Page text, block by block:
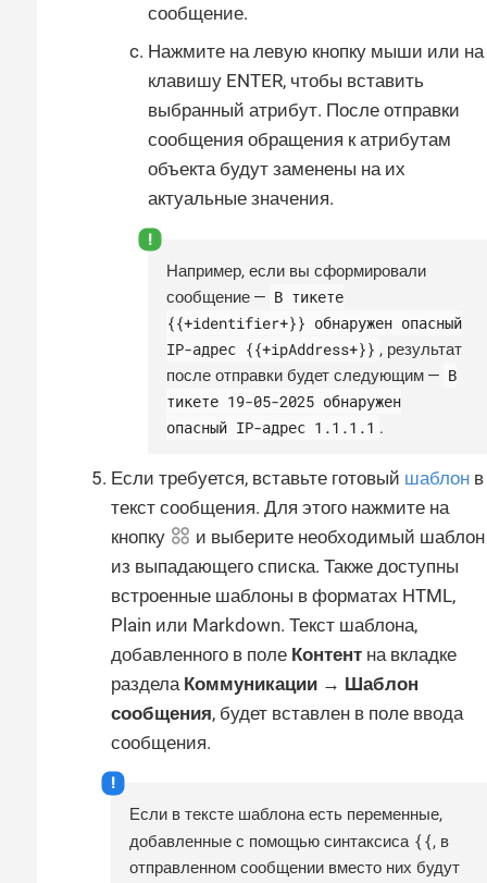
сообщение.
Нажмите на левую кнопку мыши или на
клавишу ENTER, чтобы вставить
выбранный атрибут. После отправки
сообщения обращения к атрибутам
объекта будут заменены на их
актуальные значения.
Например, если вы сформировали
сообщение — В тикете
{{+identifier+}} обнаружен опасный
IP-адрес {{+ipAddress+}} , результат
после отправки будет следующим — В
тикете 19-05-2025 обнаружен
опасный IP-адрес 1.1.1.1 .
Если требуется, вставьте готовый шаблон в
текст сообщения. Для этого нажмите на
кнопку
и выберите необходимый шаблон
из выпадающего списка. Также доступны
встроенные шаблоны в форматах HTML,
Plain или Markdown. Текст шаблона,
добавленного в поле Контент на вкладке
раздела Коммуникации → Шаблон
сообщения, будет вставлен в поле ввода
сообщения.
Если в тексте шаблона есть переменные,
добавленные с помощью синтаксиса {{, в
отправленном сообщении вместо них будут